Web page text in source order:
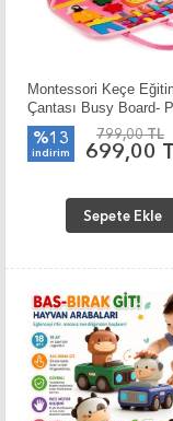
Montessori Keçe
Çantası Busy Board-
Sayfa
%13
indirim
799,00 TL
699,00
Sepete Ekle